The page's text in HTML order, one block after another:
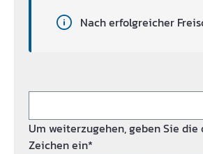
Nach erfolgreicher
Um weiterzugehen, geben Sie
Zeichen ein*